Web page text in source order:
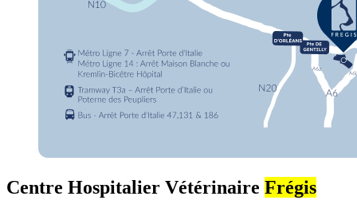
Centre Hospitalier Vétérinaire Frégis